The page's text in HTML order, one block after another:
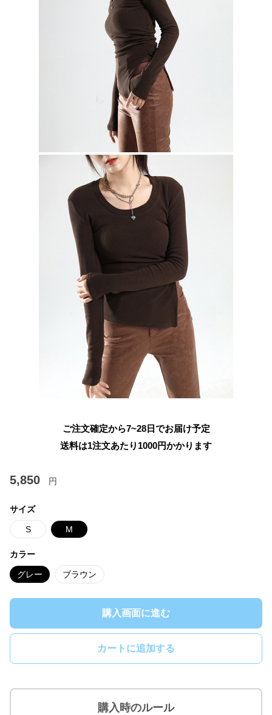
ご注文確定から7~28日でお届け予定
送料は1注文あたり 1000円かかります
5,850 円
サイズ
S M
カラー
グレー ブラウン
購入画面に進む
カートに追加する
購入時のルール